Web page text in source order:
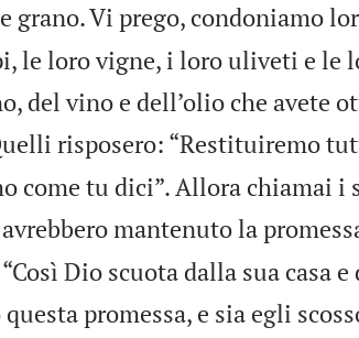
grano. Vi prego, condoniamo
le loro vigne, i loro uliveti e le
del vino e dell’olio che avete
risposero: “Restituiremo
come tu dici”. Allora chiamai i
mantenuto la
Dio scuota dalla sua casa
promessa, e sia egli